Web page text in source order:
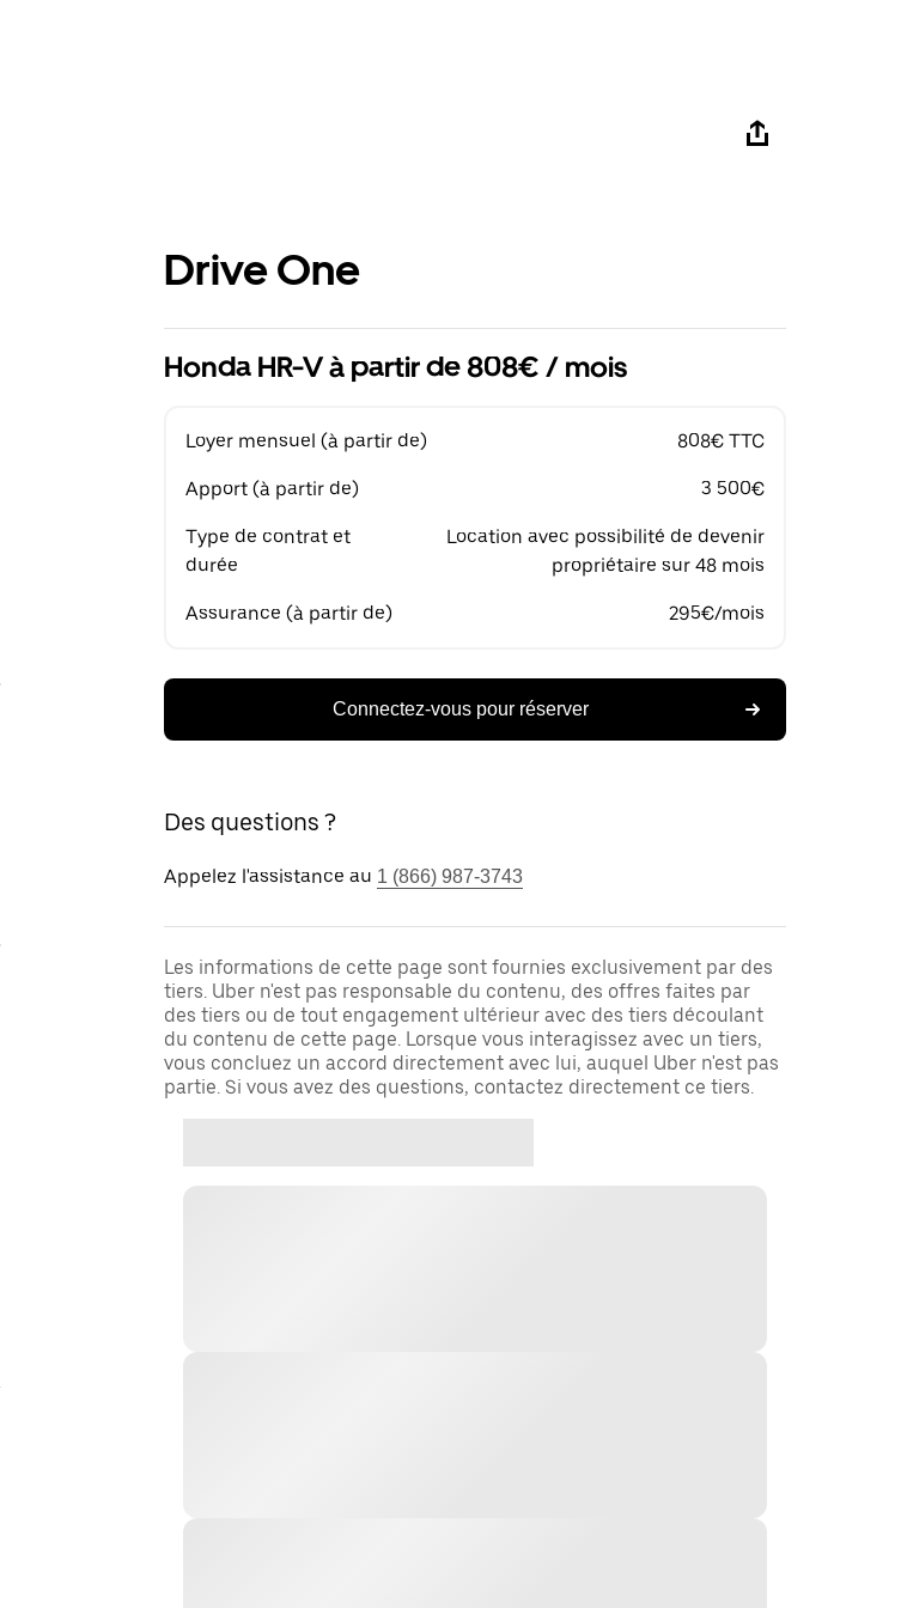
Drive One
Honda HR-V à partir de 808€ / mois
Loyer mensuel (à partir de) 808€ TTC
Apport (à partir de) 3 500€
Type de contrat et
durée
Location avec possibilité de devenir
propriétaire sur 48 mois
Assurance (à partir de) 295€/mois
Connectez-vous pour réserver
Des questions ?
Appelez l'assistance au 1 (866) 987-3743
Les informations de cette page sont fournies exclusivement par des
tiers. Uber n'est pas responsable du contenu, des offres faites par
des tiers ou de tout engagement ultérieur avec des tiers découlant
du contenu de cette page. Lorsque vous interagissez avec un tiers,
vous concluez un accord directement avec lui, auquel Uber n'est pas
partie. Si vous avez des questions, contactez directement ce tiers.